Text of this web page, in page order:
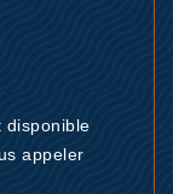
disponible
appeler